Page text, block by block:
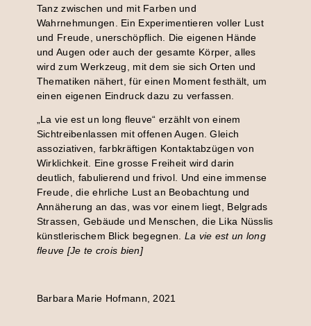
Tanz zwischen und mit Farben und
Wahrnehmungen. Ein Experimentieren voller Lust
und Freude, unerschöpflich. Die eigenen Hände
und Augen oder auch der gesamte Körper, alles
wird zum Werkzeug, mit dem sie sich Orten und
Thematiken nähert, für einen Moment festhält, um
einen eigenen Eindruck dazu zu verfassen.
„La vie est un long fleuve“ erzählt von einem
Sichtreibenlassen mit offenen Augen. Gleich
assoziativen, farbkräftigen Kontaktabzügen von
Wirklichkeit. Eine grosse Freiheit wird darin
deutlich, fabulierend und frivol. Und eine immense
Freude, die ehrliche Lust an Beobachtung und
Annäherung an das, was vor einem liegt, Belgrads
Strassen, Gebäude und Menschen, die Lika Nüsslis
künstlerischem Blick begegnen. La vie est un long
fleuve [Je te crois bien]
Barbara Marie Hofmann, 2021